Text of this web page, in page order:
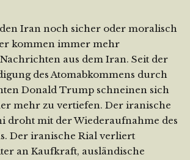
Iran noch sicher oder moralisch
kommen immer mehr
aus dem Iran. Seit der
des Atomabkommens durch
Donald Trump schneinen sich
mehr zu vertiefen. Der iranische
droht mit der Wiederaufnahme des
Der iranische Rial verliert
an Kaufkraft, ausländische